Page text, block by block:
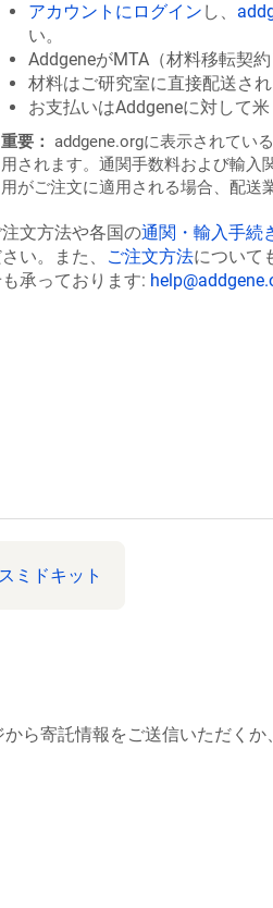
アカウントにログイン し、
い。
AddgeneがMTA（材料移転契
材料はご研究室に直接配送され
お支払いはAddgeneに対して
重要： addgene.orgに表示されてい
用されます。通関手数料および輸入
用がご注文に適用される場合、配送
注文方法や各国の通関・輸入手続
い。また、
ご注文方法について
承っております:
ミドキット
から寄託情報をご送信いただくか